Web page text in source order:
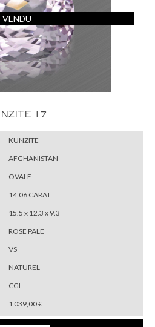
VENDU
17
KUNZITE
AFGHANISTAN
OVALE
14.06 CARAT
15.5 x 12.3 x 9.3
ROSE PALE
VS
NATUREL
CGL
1 039,00 €